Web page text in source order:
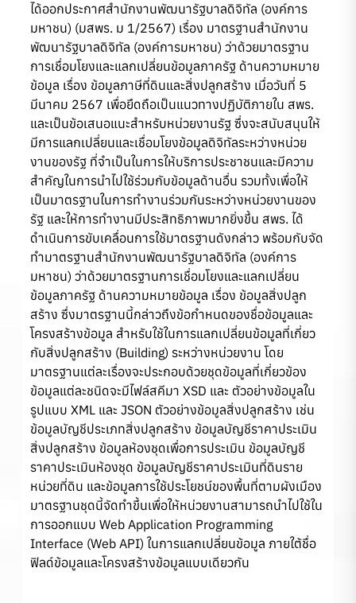
ได้ออกประกาศสำนักงานพัฒนารัฐบาลดิจิทัล (องค์การ
มหาชน) (มสพร. ม 1/2567) เรื่อง มาตรฐานสำนักงาน
พัฒนารัฐบาลดิจิทัล (องค์การมหาชน) ว่าด้วยมาตรฐาน
การเชื่อมโยงและแลกเปลี่ยนข้อมูลภาครัฐ ด้านความหมาย
ข้อมูล เรื่อง ข้อมูลภาษีที่ดินและสิ่งปลูกสร้าง เมื่อวันที่ 5
มีนาคม 2567 เพื่อยึดถือเป็นแนวทางปฏิบัติภายใน สพร.
และเป็นข้อเสนอแนะสำหรับหน่วยงานรัฐ ซึ่งจะสนับสนุนให้
มีการแลกเปลี่ยนและเชื่อมโยงข้อมูลดิจิทัลระหว่างหน่วย
งานของรัฐ ที่จำเป็นในการให้บริการประชาชนและมีความ
สำคัญในการนำไปใช้ร่วมกับข้อมูลด้านอื่น รวมทั้งเพื่อให้
เป็นมาตรฐานในการทำงานร่วมกันระหว่างหน่วยงานของ
รัฐ และให้การทำงานมีประสิทธิภาพมากยิ่งขึ้น สพร. ได้
ดำเนินการขับเคลื่อนการใช้มาตรฐานดังกล่าว พร้อมกับจัด
ทำมาตรฐานสํานักงานพัฒนารัฐบาลดิจิทัล (องค์การ
มหาชน) ว่าด้วยมาตรฐานการเชื่อมโยงและแลกเปลี่ยน
ข้อมูลภาครัฐ ด้านความหมายข้อมูล เรื่อง ข้อมูลสิ่งปลูก
สร้าง ซึ่งมาตรฐานนี้กล่าวถึงข้อกำหนดของชื่อข้อมูลและ
โครงสร้างข้อมูล สำหรับใช้ในการแลกเปลี่ยนข้อมูลที่เกี่ยว
กับสิ่งปลูกสร้าง (Building) ระหว่างหน่วยงาน โดย
มาตรฐานแต่ละเรื่องจะประกอบด้วยชุดข้อมูลที่เกี่ยวข้อง
ข้อมูลแต่ละชนิดจะมีไฟล์สคีมา XSD และ ตัวอย่างข้อมูลใน
รูปแบบ XML และ JSON ตัวอย่างข้อมูลสิ่งปลูกสร้าง เช่น
ข้อมูลบัญชีประเภทสิ่งปลูกสร้าง ข้อมูลบัญชีราคาประเมิน
สิ่งปลูกสร้าง ข้อมูลห้องชุดเพื่อการประเมิน​ ข้อมูลบัญชี
ราคาประเมินห้องชุด ข้อมูลบัญชีราคาประเมินที่ดินราย
หน่วยที่ดิน และข้อมูลการใช้ประโยชน์ของพื้นที่ตามผังเมือง
มาตรฐานชุดนี้จัดทำขึ้นเพื่อให้หน่วยงานสามารถนำไปใช้ใน
การออกแบบ Web Application Programming
Interface (Web API) ในการแลกเปลี่ยนข้อมูล ภายใต้ชื่อ
ฟิลด์ข้อมูลและโครงสร้างข้อมูลแบบเดียวกัน